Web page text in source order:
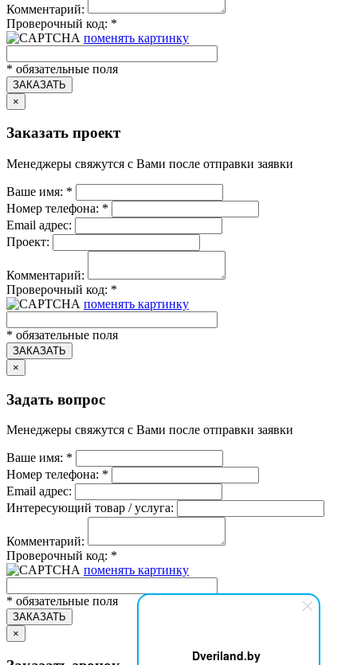
Dveriland.by
Комментарий:
Проверочный код: *
поменять картинку
* обязательные поля
ЗАКАЗАТЬ
×
Заказать проект
Менеджеры свяжутся с Вами после отправки заявки
Ваше имя: *
Номер телефона: *
Email адрес:
Проект:
Комментарий:
Проверочный код: *
поменять картинку
* обязательные поля
ЗАКАЗАТЬ
×
Задать вопрос
Менеджеры свяжутся с Вами после отправки заявки
Ваше имя: *
Номер телефона: *
Email адрес:
Интересующий товар / услуга:
Комментарий:
Проверочный код: *
поменять картинку
* обязательные поля
ЗАКАЗАТЬ
×